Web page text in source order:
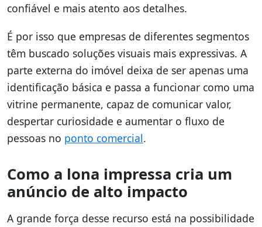
confiável e mais atento aos detalhes.
É por isso que empresas de diferentes segmentos
têm buscado soluções visuais mais expressivas. A
parte externa do imóvel deixa de ser apenas uma
identificação básica e passa a funcionar como uma
vitrine permanente, capaz de comunicar valor,
despertar curiosidade e aumentar o fluxo de
pessoas no ponto comercial.
Como a lona impressa cria um
anúncio de alto impacto
A grande força desse recurso está na possibilidade